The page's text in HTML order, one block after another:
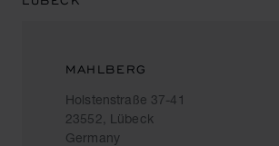
MAHLBERG
Holstenstraße 37-41
23552, Lübeck
Germany